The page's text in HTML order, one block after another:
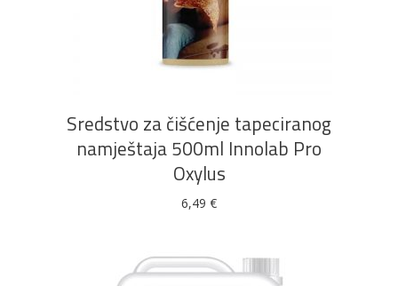
DODAJ U KOŠARICU
Sredstvo za čišćenje tapeciranog
namještaja 500ml Innolab Pro
Oxylus
6,49 €